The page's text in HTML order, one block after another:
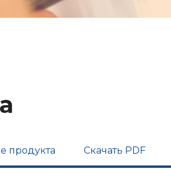
продукта Скачать PDF